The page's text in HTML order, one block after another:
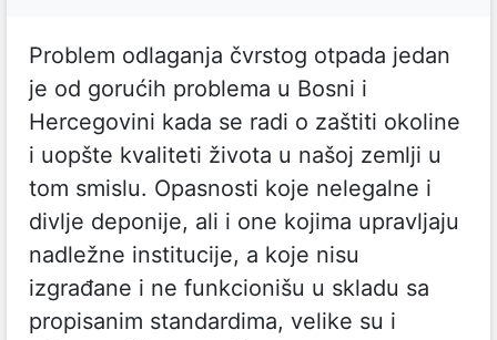
Problem odlaganja čvrstog otpada jedan
je od gorućih problema u Bosni i
Hercegovini kada se radi o zaštiti okoline
i uopšte kvaliteti života u našoj zemlji u
tom smislu. Opasnosti koje nelegalne i
divlje deponije, ali i one kojima upravljaju
nadležne institucije, a koje nisu
izgrađane i ne funkcionišu u skladu sa
propisanim standardima, velike su i